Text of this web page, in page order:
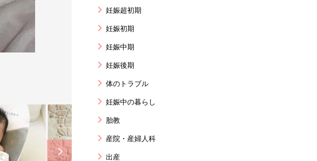
妊娠超初期
妊娠初期
妊娠中期
妊娠後期
体のトラブル
妊娠中の暮らし
胎教
産院・産婦人科
出産